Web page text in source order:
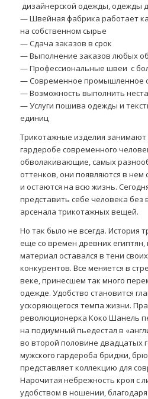
дизайнерской одежды, одежды
— Швейная фабрика работает
на собственном сырье
— Сдача заказов в срок
— Выполнение заказов любых
— Профессиональные швеи с
— Современное промышленное
— Возможность выполнить
— Услуги пошива одежды и
единиц
Трикотажные изделия занимают
гардеробе современного
обволакивающие, самых
оттенков, они появляются в нем
и остаются на всю жизнь.
представить себе человека без
арсенала трикотажных вещей.
Но так было не всегда. История
еще со времен древних
материал оставался в тени
конкурентов. Все меняется в
веке, принесшем так много
одежде. Удобство становится
ускоряющегося темпа жизни.
революционерка Коко Шанель
на подиумный пьедестал в
во второй половине двадцатых
мужского гардероба бриджи,
представляет коллекцию для
Нарочитая небрежность кроя с
удобством в ношении,